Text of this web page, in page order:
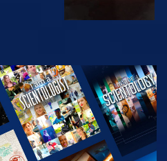
SERIE
ENTDECKEN